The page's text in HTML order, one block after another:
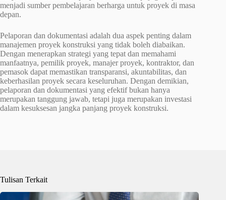
menjadi sumber pembelajaran berharga untuk proyek di masa
depan.
Pelaporan dan dokumentasi adalah dua aspek penting dalam
manajemen proyek konstruksi yang tidak boleh diabaikan.
Dengan menerapkan strategi yang tepat dan memahami
manfaatnya, pemilik proyek, manajer proyek, kontraktor, dan
pemasok dapat memastikan transparansi, akuntabilitas, dan
keberhasilan proyek secara keseluruhan. Dengan demikian,
pelaporan dan dokumentasi yang efektif bukan hanya
merupakan tanggung jawab, tetapi juga merupakan investasi
dalam kesuksesan jangka panjang proyek konstruksi.
Tulisan Terkait